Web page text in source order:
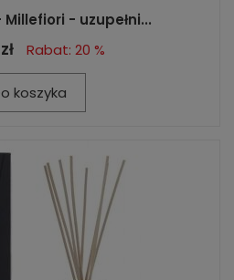
- uzupełni...
Rabat: 20 %
koszyka